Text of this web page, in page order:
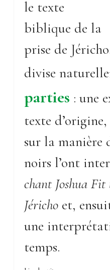
le texte
biblique de la
prise de
divise
parties : une
texte
sur la manière
noirs l’ont
chant Joshua
Jéricho et,
une
temps.